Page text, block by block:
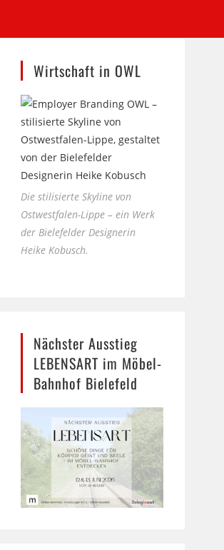
Wirtschaft in OWL
Die stilisierte Skyline von
Ostwestfalen-Lippe – ein Werk
der Bielefelder Designerin
Heike Kobusch.
Nächster Ausstieg
LEBENSART im Möbel-
Bahnhof Bielefeld